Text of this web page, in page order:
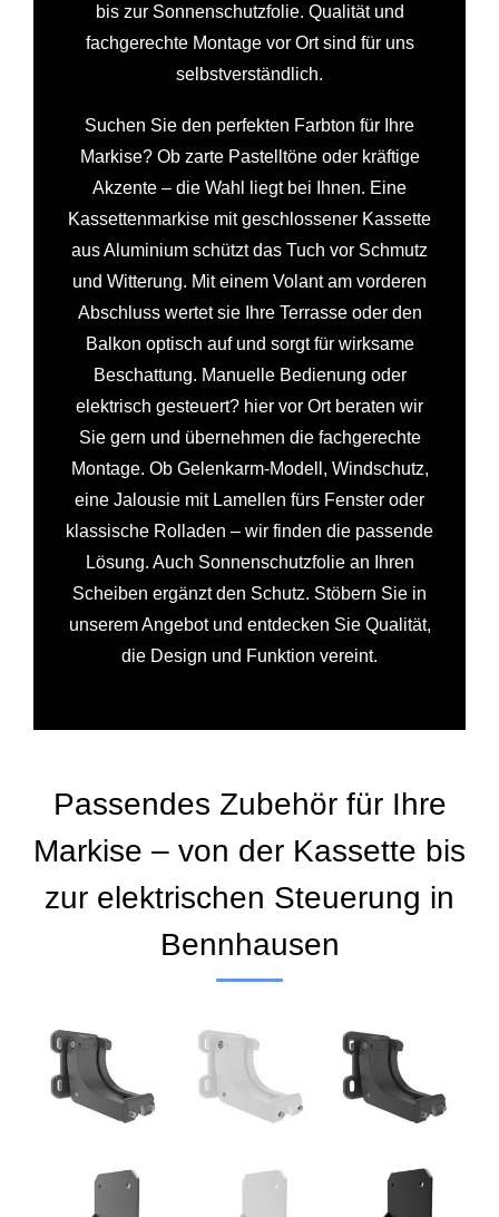
bis zur Sonnenschutzfolie. Qualität und
fachgerechte Montage vor Ort sind für uns
selbstverständlich.
Suchen Sie den perfekten Farbton für Ihre
Markise? Ob zarte Pastelltöne oder kräftige
Akzente – die Wahl liegt bei Ihnen. Eine
Kassettenmarkise mit geschlossener Kassette
aus Aluminium schützt das Tuch vor Schmutz
und Witterung. Mit einem Volant am vorderen
Abschluss wertet sie Ihre Terrasse oder den
Balkon optisch auf und sorgt für wirksame
Beschattung. Manuelle Bedienung oder
elektrisch gesteuert? hier vor Ort beraten wir
Sie gern und übernehmen die fachgerechte
Montage. Ob Gelenkarm-Modell, Windschutz,
eine Jalousie mit Lamellen fürs Fenster oder
klassische Rolladen – wir finden die passende
Lösung. Auch Sonnenschutzfolie an Ihren
Scheiben ergänzt den Schutz. Stöbern Sie in
unserem Angebot und entdecken Sie Qualität,
die Design und Funktion vereint.
Passendes Zubehör für Ihre
Markise – von der Kassette bis
zur elektrischen Steuerung in
Bennhausen